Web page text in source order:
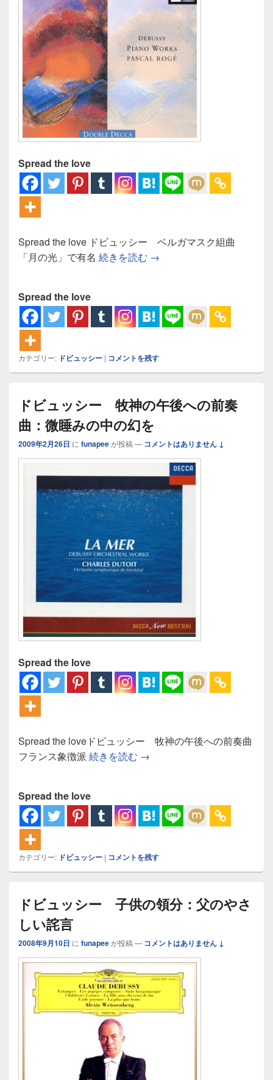
Spread the love
Spread the love ドビュッシー ベルガマスク組曲
「月の光」で有名 続きを読む ドビュッシー ベルガマス
→
Spread the love
カテゴリー: ドビュッシー | コメントを残す
ドビュッシー 牧神の午後への前奏
曲：微睡みの中の幻を
2009年2月26日 に funapeeが投稿 — コメントはありません ↓
Spread the love
Spread the loveドビュッシー 牧神の午後への前奏曲
フランス象徴派 続きを読む ドビュッシー 牧神の午後へ
→
Spread the love
カテゴリー: ドビュッシー | コメントを残す
ドビュッシー 子供の領分：父のやさ
しい詫言
2008年9月10日 に funapeeが投稿 — コメントはありません ↓